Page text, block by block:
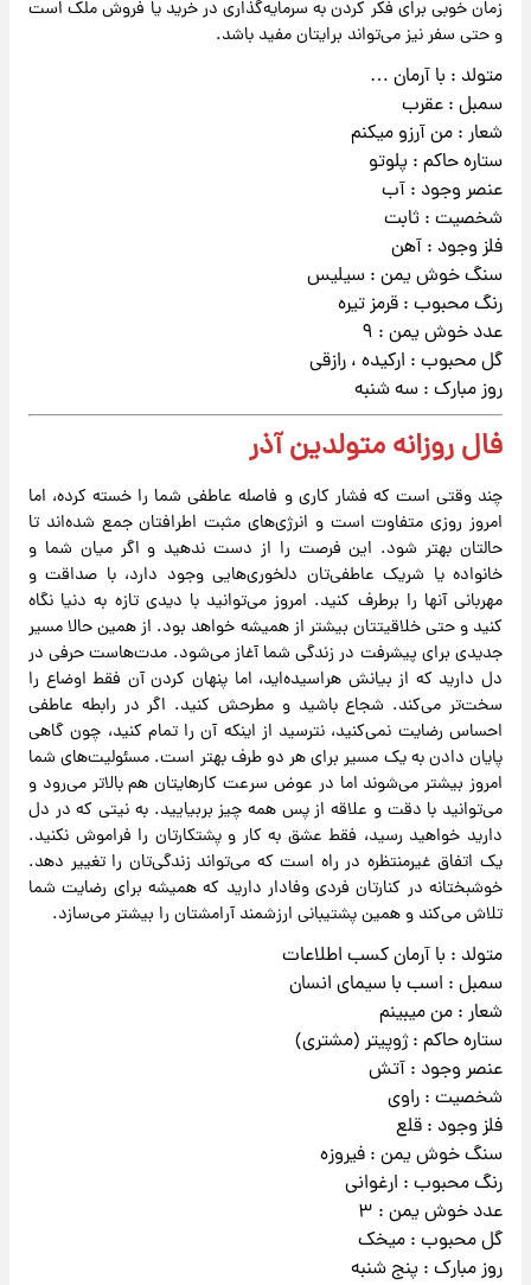
زمان خوبی برای فکر کردن به سرمایه‌گذاری در خرید یا فروش ملک است
و حتی سفر نیز می‌تواند برایتان مفید باشد.
متولد : با آرمان …
سمبل : عقرب
شعار : من آرزو میکنم
ستاره حاکم : پلوتو
عنصر وجود : آب
شخصیت : ثابت
فلز وجود : آهن
سنگ خوش یمن : سیلیس
رنگ محبوب : قرمز تیره
عدد خوش یمن : ۹
گل محبوب : ارکیده ، رازقی
روز مبارک : سه شنبه
فال روزانه متولدین آذر
چند وقتی است که فشار کاری و فاصله عاطفی شما را خسته کرده، اما
امروز روزی متفاوت است و انرژی‌های مثبت اطرافتان جمع شده‌اند تا
حالتان بهتر شود. این فرصت را از دست ندهید و اگر میان شما و
خانواده یا شریک عاطفی‌تان دلخوری‌هایی وجود دارد، با صداقت و
مهربانی آنها را برطرف کنید. امروز می‌توانید با دیدی تازه به دنیا نگاه
کنید و حتی خلاقیتتان بیشتر از همیشه خواهد بود. از همین حالا مسیر
جدیدی برای پیشرفت در زندگی شما آغاز می‌شود. مدت‌هاست حرفی در
دل دارید که از بیانش هراسیده‌اید، اما پنهان کردن آن فقط اوضاع را
سخت‌تر می‌کند. شجاع باشید و مطرحش کنید. اگر در رابطه عاطفی
احساس رضایت نمی‌کنید، نترسید از اینکه آن را تمام کنید، چون گاهی
پایان دادن به یک مسیر برای هر دو طرف بهتر است. مسئولیت‌های شما
امروز بیشتر می‌شوند اما در عوض سرعت کارهایتان هم بالاتر می‌رود و
می‌توانید با دقت و علاقه از پس همه چیز بربیایید. به نیتی که در دل
دارید خواهید رسید، فقط عشق به کار و پشتکارتان را فراموش نکنید.
یک اتفاق غیرمنتظره در راه است که می‌تواند زندگی‌تان را تغییر دهد.
خوشبختانه در کنارتان فردی وفادار دارید که همیشه برای رضایت شما
تلاش می‌کند و همین پشتیبانی ارزشمند آرامشتان را بیشتر می‌سازد.
متولد : با آرمان کسب اطلاعات
سمبل : اسب با سیمای انسان
شعار : من میبینم
ستاره حاکم : ژوپیتر (مشتری)
عنصر وجود : آتش
شخصیت : راوی
فلز وجود : قلع
سنگ خوش یمن : فیروزه
رنگ محبوب : ارغوانی
عدد خوش یمن : ۳
گل محبوب : میخک
روز مبارک : پنج شنبه